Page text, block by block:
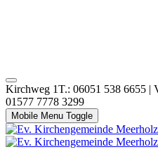
Kirchweg 1T.: 06051 538 6655 |
01577 7778 3299
Mobile Menu Toggle